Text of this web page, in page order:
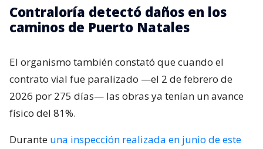
Contraloría detectó daños en los
caminos de Puerto Natales
El organismo también constató que cuando el
contrato vial fue paralizado —el 2 de febrero de
2026 por 275 días— las obras ya tenían un avance
físico del 81%.
Durante una inspección realizada en junio de este